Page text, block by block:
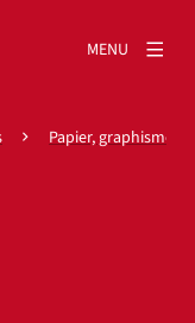
MENU
Papier, graphisme